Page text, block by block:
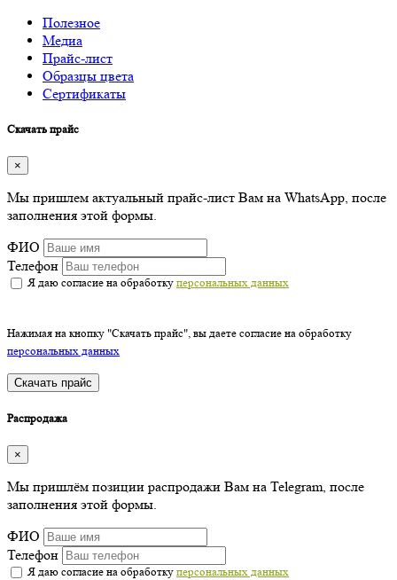
Полезное
Медиа
Прайс-лист
Образцы цвета
Сертификаты
Скачать прайс
×
Мы пришлем актуальный прайс-лист Вам на WhatsApp, после
заполнения этой формы.
ФИО
Телефон
Я даю согласие на обработку персональных данных
Нажимая на кнопку "Скачать прайс", вы даете согласие на обработку
персональных данных
Скачать прайс
Распродажа
×
Мы пришлём позиции распродажи Вам на Telegram, после
заполнения этой формы.
ФИО
Телефон
Я даю согласие на обработку персональных данных